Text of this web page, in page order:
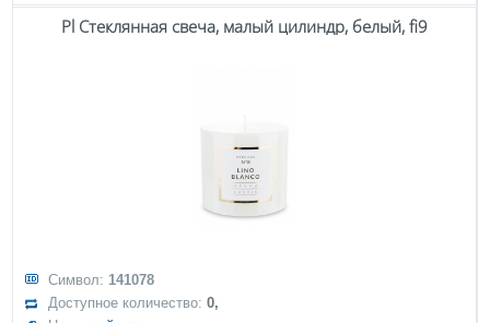
Pl Стеклянная свеча, малый цилиндр, белый, fi9
Символ: 141078
Доступное количество:0,